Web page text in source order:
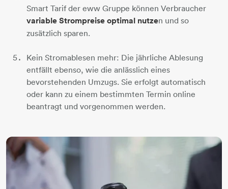
Smart Tarif der eww Gruppe können Verbraucher
variable Strompreise optimal nutzen und so
zusätzlich sparen.
Kein Stromablesen mehr: Die jährliche Ablesung
entfällt ebenso, wie die anlässlich eines
bevorstehenden Umzugs. Sie erfolgt automatisch
oder kann zu einem bestimmten Termin online
beantragt und vorgenommen werden.